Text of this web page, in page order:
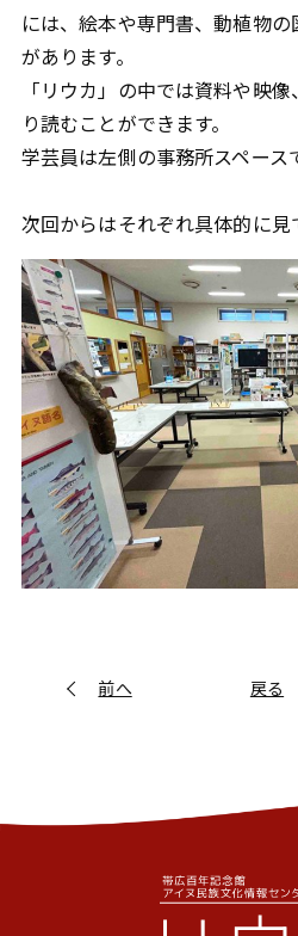
には、絵本や専門書、動植物
があります。
「リウカ」の中では資料や映
り読むことができます。
学芸員は左側の事務所スペース
次回からはそれぞれ具体的に見
前へ 戻る